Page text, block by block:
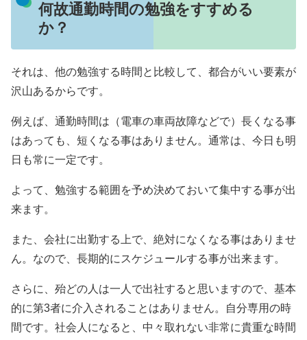
何故通勤時間の勉強をすすめる
か？
それは、他の勉強する時間と比較して、都合がいい要素が
沢山あるからです。
例えば、通勤時間は（電車の車両故障などで）長くなる事
はあっても、短くなる事はありません。通常は、今日も明
日も常に一定です。
よって、勉強する範囲を予め決めておいて集中する事が出
来ます。
また、会社に出勤する上で、絶対になくなる事はありませ
ん。なので、長期的にスケジュールする事が出来ます。
さらに、殆どの人は一人で出社すると思いますので、基本
的に第3者に介入されることはありません。自分専用の時
間です。社会人になると、中々取れない非常に貴重な時間